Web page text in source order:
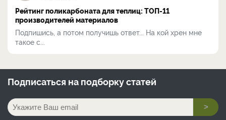
Рейтинг поликарбоната для теплиц: ТОП-11
производителей материалов
Подпишись, а потом получишь ответ... На кой хрен мне
такое с...
Подписаться на подборку статей
>